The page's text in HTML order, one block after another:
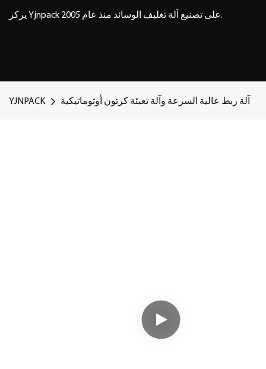
يركز Yjnpack على تصنيع آلة تغليف الوسائد منذ عام 2005.
YJNPACK آلة ربط عالية السرعة وآلة تعبئة كرتون أوتوماتيكية